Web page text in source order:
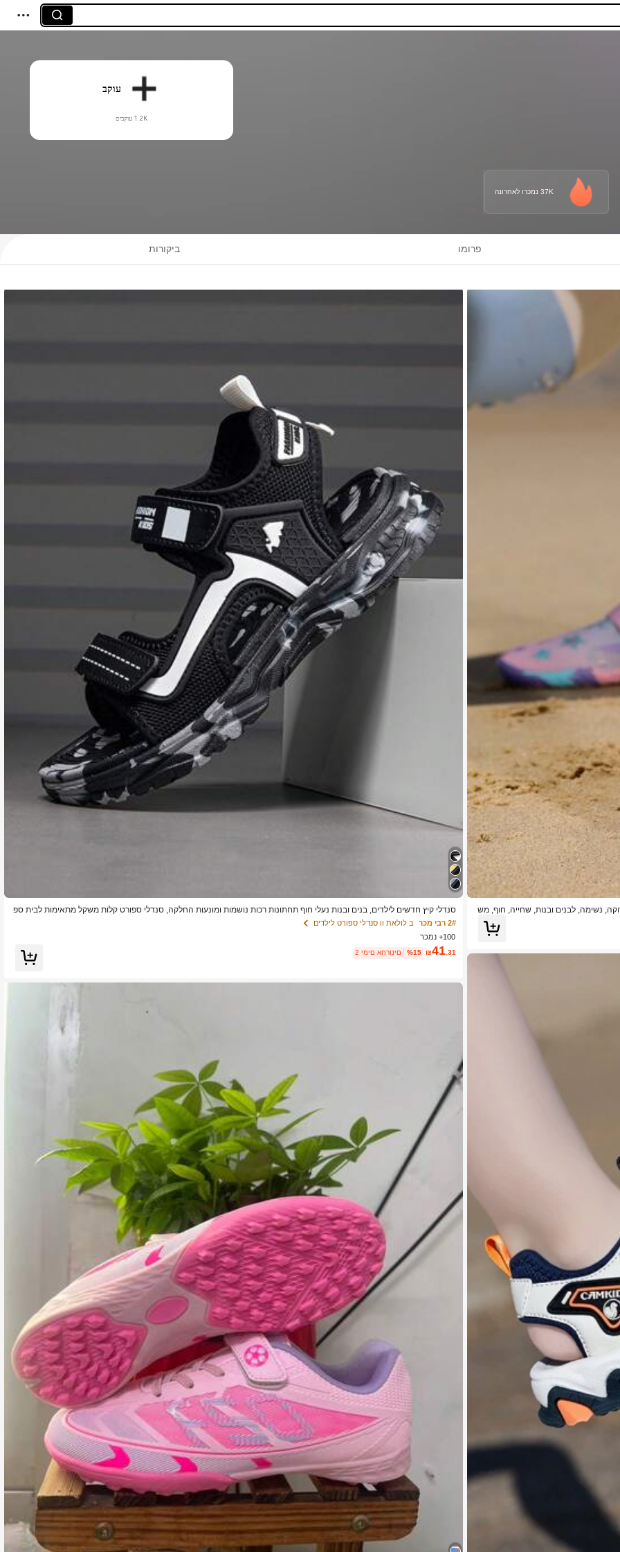
עוקב
1.2K עוקבים
37K נמכרו לאחרונה
פרומו ביקורות
מים, נעלי חוף, מתיחה 4-כיוונית, התאמה הדוקה, נשימה, לבנים ובנות, שחייה, חוף, מש
סנדלי קיץ חדשים לילדים, בנים ובנות נעלי חוף תחתונות רכות נושמות ומונעות החלקה, סנדלי ספורט קלות משקל מתאימות לבית ספ
ר, חוף, קז'ואל יומי, ספורט
2# רבי מכר
ב לולאת וו סנדלי ספורט לילדים
100+ נמכר
₪41 .31
%15 2 ימים אחרונים